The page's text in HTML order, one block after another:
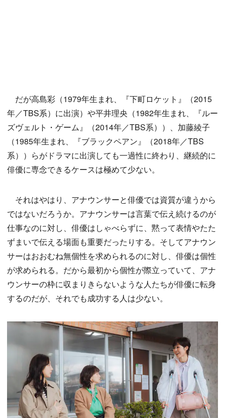
だが高島彩（1979年生まれ、『下町ロケット』（2015
年／TBS系）に出演）や平井理央（1982年生まれ、『ルー
ズヴェルト・ゲーム』（2014年／TBS系））、加藤綾子
（1985年生まれ、『ブラックペアン』（2018年／TBS
系））らがドラマに出演しても一過性に終わり、継続的に
俳優に専念できるケースは極めて少ない。
それはやはり、アナウンサーと俳優では資質が違うから
ではないだろうか。アナウンサーは言葉で伝え続けるのが
仕事なのに対し、俳優はしゃべらずに、黙って表情やたた
ずまいで伝える場面も重要だったりする。そしてアナウン
サーはおおむね無個性を求められるのに対し、俳優は個性
が求められる。だから最初から個性が際立っていて、アナ
ウンサーの枠に収まりきらないような人たちが俳優に転身
するのだが、それでも成功する人は少ない。